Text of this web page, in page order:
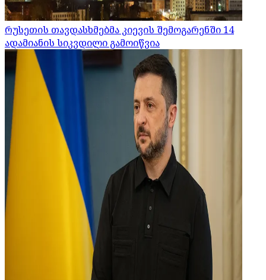
რუსეთის თავდასხმებმა კიევის შემოგარენში 14
ადამიანის სიკვდილი გამოიწვია